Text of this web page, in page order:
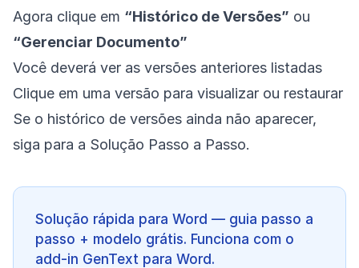
Agora clique em “Histórico de Versões” ou
“Gerenciar Documento”
Você deverá ver as versões anteriores listadas
Clique em uma versão para visualizar ou restaurar
Se o histórico de versões ainda não aparecer,
siga para a Solução Passo a Passo.
Solução rápida para Word — guia passo a
passo + modelo grátis. Funciona com o
add-in GenText para Word.